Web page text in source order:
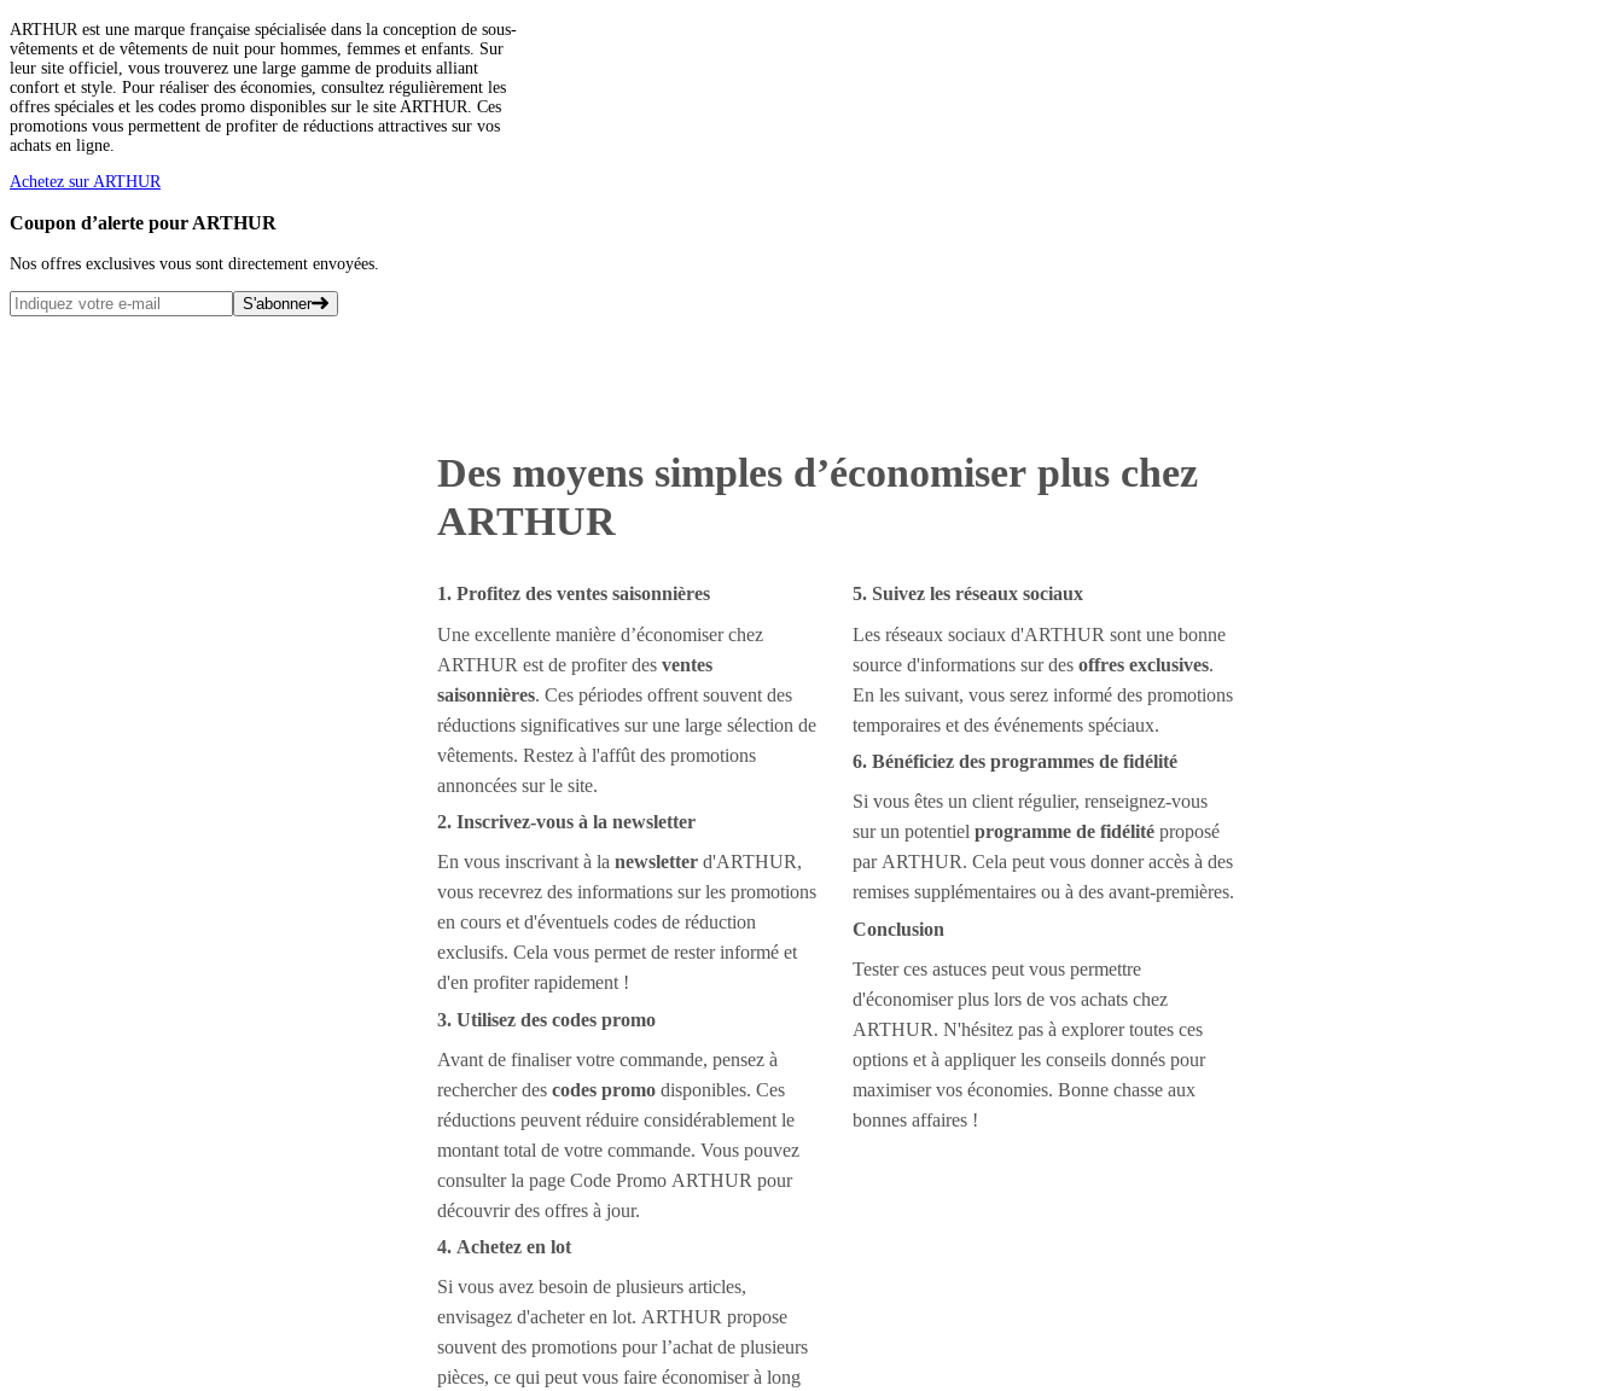
ARTHUR est une marque française spécialisée dans la conception de sous-
vêtements et de vêtements de nuit pour hommes, femmes et enfants. Sur
leur site officiel, vous trouverez une large gamme de produits alliant
confort et style. Pour réaliser des économies, consultez régulièrement les
offres spéciales et les codes promo disponibles sur le site ARTHUR. Ces
promotions vous permettent de profiter de réductions attractives sur vos
achats en ligne.
Achetez sur ARTHUR
Coupon d’alerte pour ARTHUR
Nos offres exclusives vous sont directement envoyées.
S'abonner
Des moyens simples d’économiser plus chez
ARTHUR
1. Profitez des ventes saisonnières
Une excellente manière d’économiser chez
ARTHUR est de profiter des ventes
saisonnières. Ces périodes offrent souvent des
réductions significatives sur une large sélection de
vêtements. Restez à l'affût des promotions
annoncées sur le site.
2. Inscrivez-vous à la newsletter
En vous inscrivant à la newsletter d'ARTHUR,
vous recevrez des informations sur les promotions
en cours et d'éventuels codes de réduction
exclusifs. Cela vous permet de rester informé et
d'en profiter rapidement !
3. Utilisez des codes promo
Avant de finaliser votre commande, pensez à
rechercher des codes promo disponibles. Ces
réductions peuvent réduire considérablement le
montant total de votre commande. Vous pouvez
consulter la page Code Promo ARTHUR pour
découvrir des offres à jour.
4. Achetez en lot
Si vous avez besoin de plusieurs articles,
envisagez d'acheter en lot. ARTHUR propose
souvent des promotions pour l’achat de plusieurs
pièces, ce qui peut vous faire économiser à long
5. Suivez les réseaux sociaux
Les réseaux sociaux d'ARTHUR sont une bonne
source d'informations sur des offres exclusives.
En les suivant, vous serez informé des promotions
temporaires et des événements spéciaux.
6. Bénéficiez des programmes de fidélité
Si vous êtes un client régulier, renseignez-vous
sur un potentiel programme de fidélité proposé
par ARTHUR. Cela peut vous donner accès à des
remises supplémentaires ou à des avant-premières.
Conclusion
Tester ces astuces peut vous permettre
d'économiser plus lors de vos achats chez
ARTHUR. N'hésitez pas à explorer toutes ces
options et à appliquer les conseils donnés pour
maximiser vos économies. Bonne chasse aux
bonnes affaires !